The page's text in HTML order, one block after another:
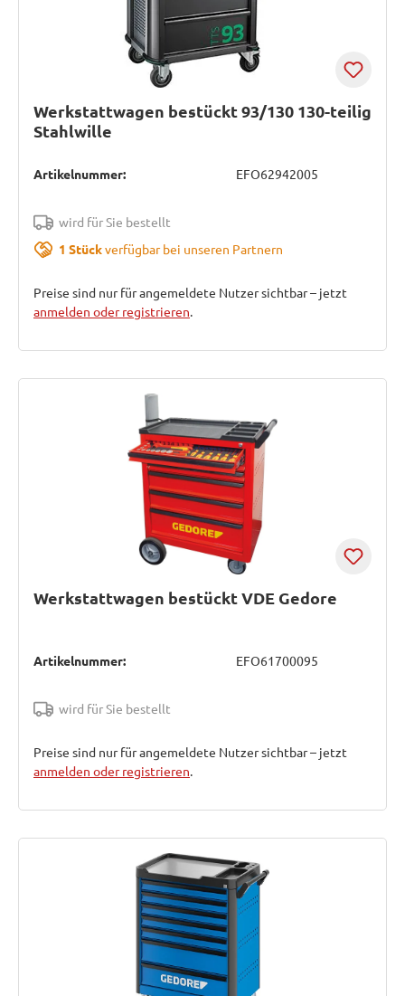
Werkstattwagen bestückt 93/130 130-teilig
Stahlwille
Artikelnummer: EFO62942005
wird für Sie bestellt
1 Stückverfügbar bei unseren Partnern
Preise sind nur für angemeldete Nutzer sichtbar – jetzt
anmelden oder registrieren.
Werkstattwagen bestückt VDE Gedore
Artikelnummer: EFO61700095
wird für Sie bestellt
Preise sind nur für angemeldete Nutzer sichtbar – jetzt
anmelden oder registrieren.